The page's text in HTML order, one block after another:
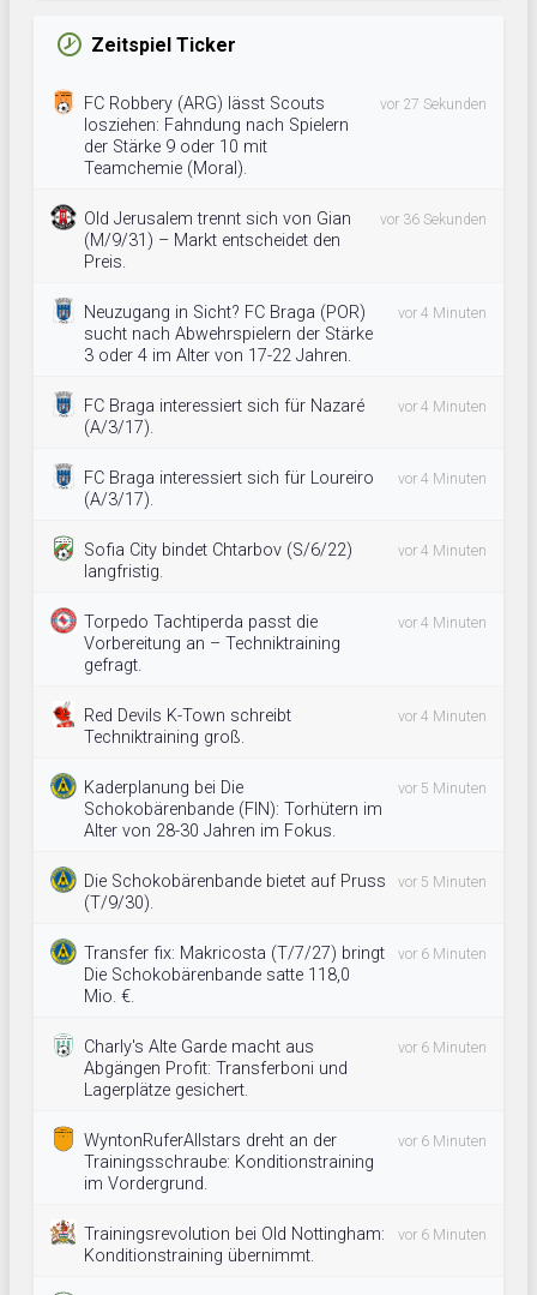
Zeitspiel Ticker
FC Robbery (ARG) lässt Scouts
losziehen: Fahndung nach Spielern
der Stärke 9 oder 10 mit
Teamchemie (Moral).
vor 27 Sekunden
Old Jerusalem trennt sich von Gian
(M/9/31) – Markt entscheidet den
Preis.
vor 36 Sekunden
Neuzugang in Sicht? FC Braga (POR)
sucht nach Abwehrspielern der Stärke
3 oder 4 im Alter von 17-22 Jahren.
vor 4 Minuten
FC Braga interessiert sich für Nazaré
(A/3/17).
vor 4 Minuten
FC Braga interessiert sich für Loureiro
(A/3/17).
vor 4 Minuten
Sofia City bindet Chtarbov (S/6/22)
langfristig.
vor 4 Minuten
Torpedo Tachtiperda passt die
Vorbereitung an – Techniktraining
gefragt.
vor 4 Minuten
Red Devils K-Town schreibt
Techniktraining groß.
vor 4 Minuten
Kaderplanung bei Die
Schokobärenbande (FIN): Torhütern im
Alter von 28-30 Jahren im Fokus.
vor 5 Minuten
Die Schokobärenbande bietet auf Pruss
(T/9/30).
vor 5 Minuten
Transfer fix: Makricosta (T/7/27) bringt
Die Schokobärenbande satte 118,0
Mio. €.
vor 6 Minuten
Charly's Alte Garde macht aus
Abgängen Profit: Transferboni und
Lagerplätze gesichert.
vor 6 Minuten
WyntonRuferAllstars dreht an der
Trainingsschraube: Konditionstraining
im Vordergrund.
vor 6 Minuten
Trainingsrevolution bei Old Nottingham:
Konditionstraining übernimmt.
vor 6 Minuten